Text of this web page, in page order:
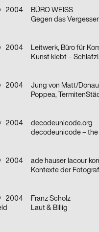
2004
BÜRO WEISS
2004
Leitwerk, Büro für
Kunst klebt –
2004
Poppea,
2004
decodeunicode.org
2004
Kontexte der
2004
Franz Scholz
Laut & Billig